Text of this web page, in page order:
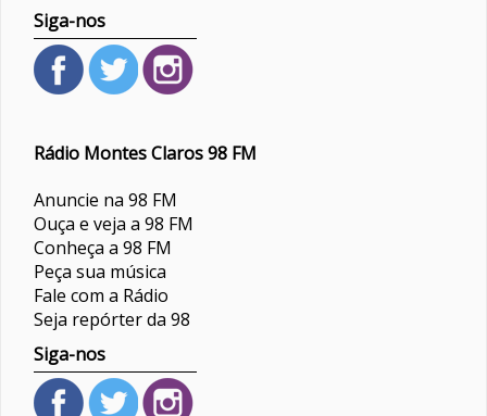
Siga-nos
Rádio Montes Claros 98 FM
Anuncie na 98 FM
Ouça e veja a 98 FM
Conheça a 98 FM
Peça sua música
Fale com a Rádio
Seja repórter da 98
Siga-nos